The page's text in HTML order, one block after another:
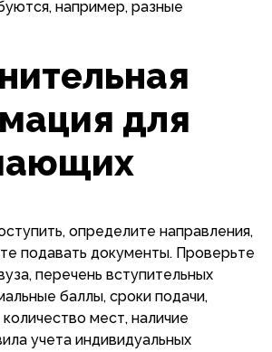
например, разные
для
определите направления,
подавать документы. Проверьте
перечень вступительных
баллы, сроки подачи,
мест, наличие
учета индивидуальных